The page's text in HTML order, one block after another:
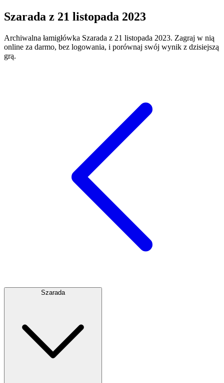
Szarada z 21 listopada 2023
Archiwalna łamigłówka Szarada z 21 listopada 2023. Zagraj w nią
online za darmo, bez logowania, i porównaj swój wynik z dzisiejszą
grą.
Szarada